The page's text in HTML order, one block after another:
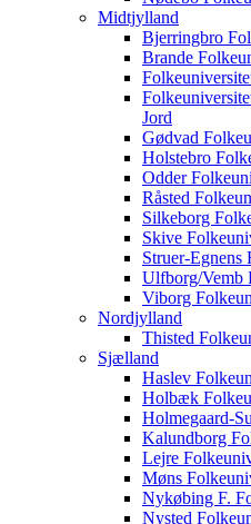
Midtjylland
Bjerringbro
Brande
Jord
Gødvad
Holstebro
Odder
Råsted
Silkeborg
Skive
Struer-Egnens
Ulfborg/Vemb
Viborg
Nordjylland
Thisted
Sjælland
Haslev
Holbæk
Holmegaard-
Kalundborg
Lejre
Møns
Nykøbing F.
Nysted